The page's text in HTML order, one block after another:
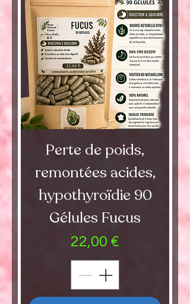
Perte de poids,
remontées acides,
hypothyroïdie 90
Gélules Fucus
Preis
22,00 €